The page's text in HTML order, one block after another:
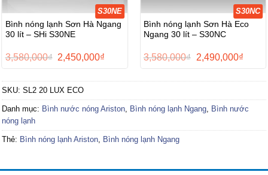
S30NE
Bình nóng lạnh Sơn Hà Ngang
30 lít – SHi S30NE
3,580,000₫ Giá
3,580,000₫.
2,450,000₫
là:
S30NC
Bình nóng lạnh Sơn Hà Eco
Ngang 30 lít – S30NC
3,580,000₫
Giá
3,580,000₫.
2,490,000₫Giá
là:
SKU: SL2 20 LUX ECO
Danh mục: Bình nước nóng Ariston, Bình nóng lạnh Ngang, Bình nước
nóng lạnh
Thẻ: Bình nóng lạnh Ariston, Bình nóng lạnh Ngang